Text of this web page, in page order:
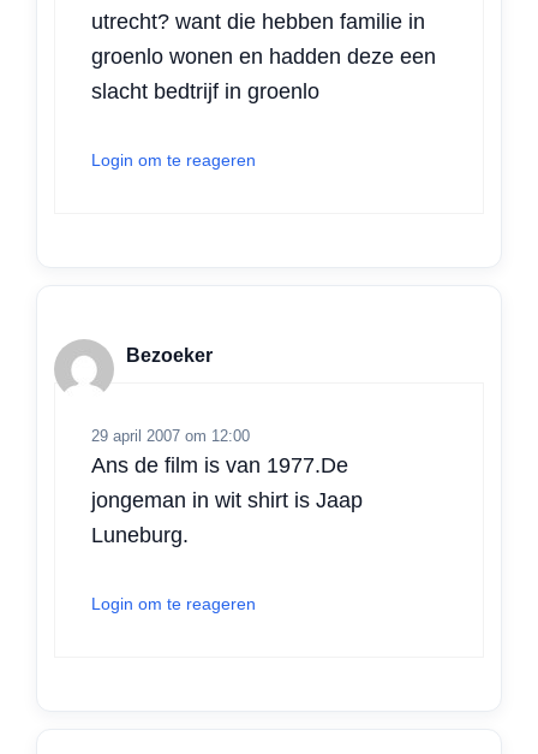
utrecht? want die hebben familie in
groenlo wonen en hadden deze een
slacht bedtrijf in groenlo
Login om te reageren
Bezoeker
29 april 2007 om 12:00
Ans de film is van 1977.De
jongeman in wit shirt is Jaap
Luneburg.
Login om te reageren